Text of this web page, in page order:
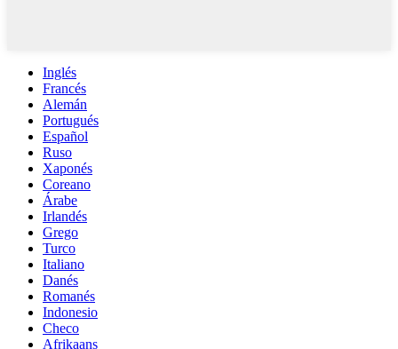
Inglés
Francés
Alemán
Portugués
Español
Ruso
Xaponés
Coreano
Árabe
Irlandés
Grego
Turco
Italiano
Danés
Romanés
Indonesio
Checo
Afrikaans